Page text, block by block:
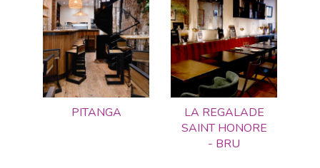
PITANGA
LA REGALADE
SAINT HONORE
- BRU